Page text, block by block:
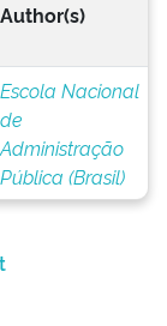
Author(s)
Escola Nacional
de
Administração
Pública (Brasil)